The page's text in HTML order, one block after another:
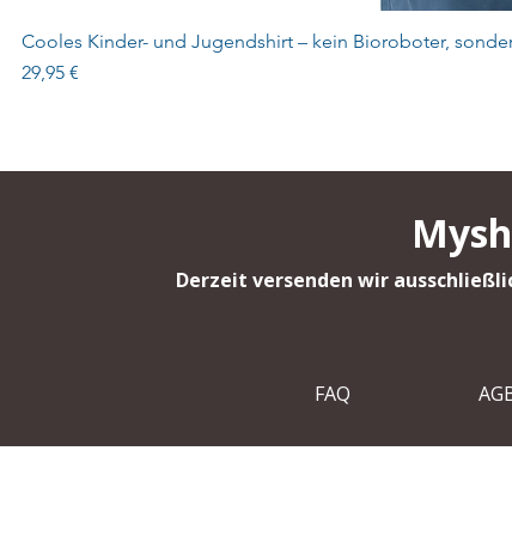
Cooles Kinder- und Jugendshirt – kein Bioroboter,
Preis
29,95 €
Derzeit versenden wir
FAQ